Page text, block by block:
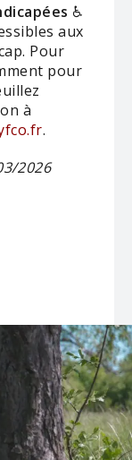
♿
aux
Pour
pour
à
.
2026